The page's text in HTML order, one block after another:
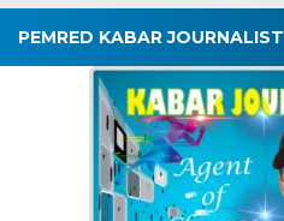
PEMRED KABAR JOURNALIST